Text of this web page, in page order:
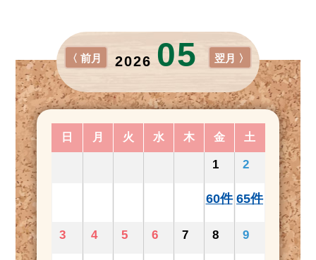
2026 05
〈 前月 翌月 〉
日 月 火 水 木 金 土
1
60件
2
65件
3 4 5 6 7 8 9